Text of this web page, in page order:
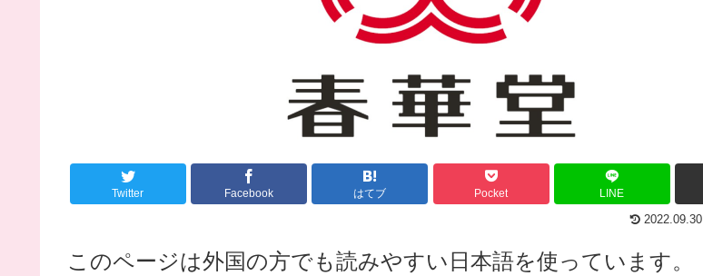
Twitter Facebook はてブ Pocket LINE
2022.09.30
このページは外国の方でも読みやすい日本語を使っています。